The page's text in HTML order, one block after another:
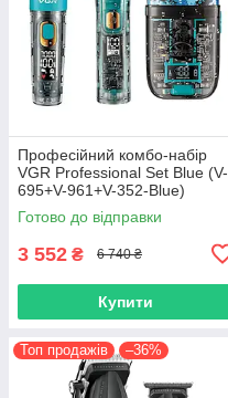
Професійний комбо-набір
VGR Professional Set Blue (V-
695+V-961+V-352-Blue)
Готово до відправки
3 552 ₴ 6 740 ₴
Купити
Топ продажів –36%